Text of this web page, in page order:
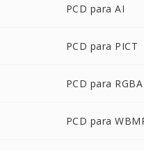
PCD para AI
PCD para PICT
PCD para RGBA
PCD para